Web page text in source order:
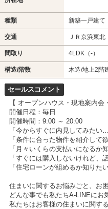
種類 新築一戸建て
交通 ＪＲ京浜東
間取り 4LDK（-）
構造/階数 木造/地上2階
セールスコメント
【 オープンハウス・現地案内会
開催日程：毎日
開催時間：9:00 ～ 20:00
「今からすぐに内見してみたい…
「条件に合った物件を紹介して
「月々いくらの支払いになるか
「すぐには購入しないけれど、
「住宅ローンが組めるか知りた
住まいに関するお悩みごと、お困
どんな事でも私たちA-LINEにお
私たちはお客様の住まいに関す